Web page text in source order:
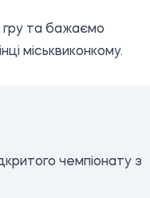
гру та бажаємо
міськвиконкому.
чемпіонату з